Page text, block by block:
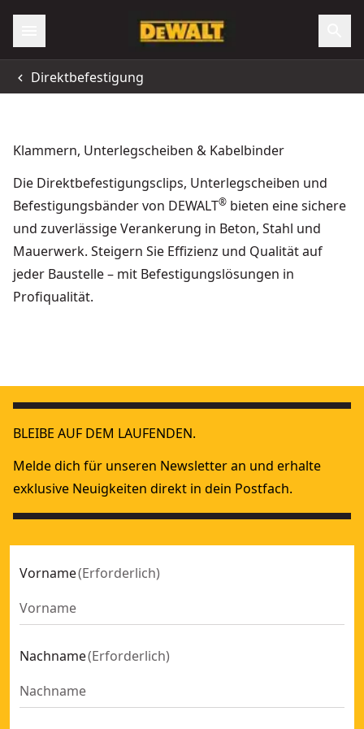
Direktbefestigung
Klammern, Unterlegscheiben & Kabelbinder
Die Direktbefestigungsclips, Unterlegscheiben und
Befestigungsbänder von DEWALT® bieten eine sichere
und zuverlässige Verankerung in Beton, Stahl und
Mauerwerk. Steigern Sie Effizienz und Qualität auf
jeder Baustelle – mit Befestigungslösungen in
Profiqualität.
Stick-E 36mm Isolierscheibe- SKU:
Stick-E Plastik Clip 25mm 100 Stk.- SKU: DDF4400025
DEWALT® PVC-Rohrclip 20 mm (100 Stk.)- SKU:
Stick-E Metall Clip 16mm 100 Stk.- SKU:DDF6710020
BLEIBE AUF DEM LAUFENDEN.
Melde dich für unseren Newsletter an und erhalte
exklusive Neuigkeiten direkt in dein Postfach.
Vorname(Erforderlich)
Nachname(Erforderlich)